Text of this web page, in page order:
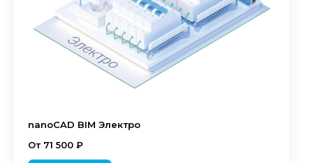
nanoCAD BIM Электро
От 71 500 ₽